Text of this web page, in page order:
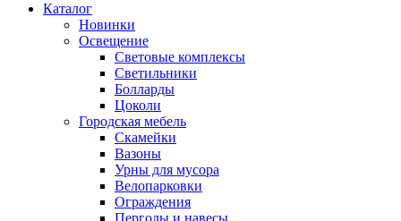
Каталог
Новинки
Освещение
Световые комплексы
Светильники
Болларды
Цоколи
Городская мебель
Скамейки
Вазоны
Урны для мусора
Велопарковки
Ограждения
Перголы и навесы